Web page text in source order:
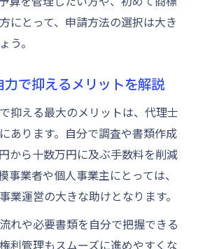
にとって、申請方法の選択は大き
う。
で抑えるメリットを解説
抑える最大のメリットは、代理士
あります。自分で調査や書類作成
から十数万円に及ぶ手数料を削減
事業者や個人事業主にとっては、
業運営の大きな助けとなります。
れや必要書類を自分で把握できる
利管理もスムーズに進めやすくな